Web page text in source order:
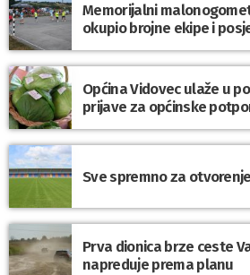
Memorijalni
okupio brojne ekipe i
Općina Vidovec ulaže u
prijave za općinske
Sve spremno za
Prva dionica brze ceste
napreduje prema planu